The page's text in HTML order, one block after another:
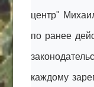
центр"
по ранее
каждому